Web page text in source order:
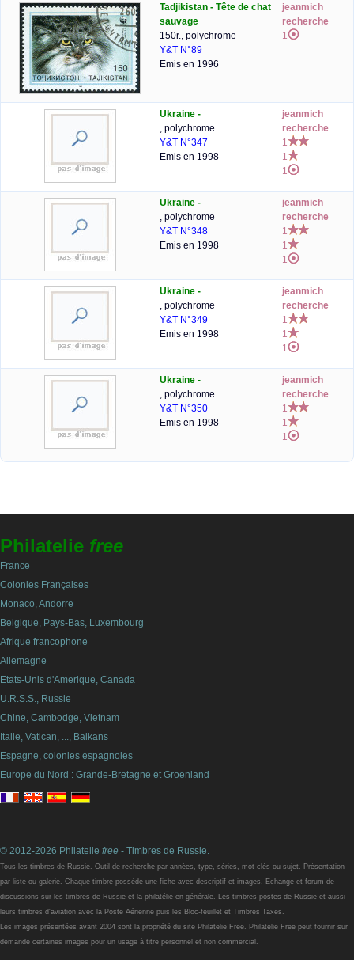
Tadjikistan - Tête de chat
sauvage
150r., polychrome
Y&T N°89
Emis en 1996
jeanmich
recherche
1
Ukraine -
, polychrome
Y&T N°347
Emis en 1998
jeanmich
recherche
1
1
1
Ukraine -
, polychrome
Y&T N°348
Emis en 1998
jeanmich
recherche
1
1
1
Ukraine -
, polychrome
Y&T N°349
Emis en 1998
jeanmich
recherche
1
1
1
Ukraine -
, polychrome
Y&T N°350
Emis en 1998
jeanmich
recherche
1
1
1
Philatelie free
France
Colonies Françaises
Monaco, Andorre
Belgique, Pays-Bas, Luxembourg
Afrique francophone
Allemagne
Etats-Unis d'Amerique, Canada
U.R.S.S., Russie
Chine, Cambodge, Vietnam
Italie, Vatican, ..., Balkans
Espagne, colonies espagnoles
Europe du Nord : Grande-Bretagne et Groenland
© 2012-2026 Philatelie free - Timbres de Russie.
Tous les timbres de Russie. Outil de recherche par années, type, séries, mot-clés ou sujet. Présentation
par liste ou galerie. Chaque timbre possède une fiche avec descriptif et images. Echange et forum de
discussions sur les timbres de Russie et la philatélie en générale. Les timbres-postes de Russie et aussi
leurs timbres d'aviation avec la Poste Aérienne puis les Bloc-feuillet et Timbres Taxes.
Les images présentées avant 2004 sont la propriété du site Philatelie Free. Philatelie Free peut fournir sur
demande certaines images pour un usage à titre personnel et non commercial.